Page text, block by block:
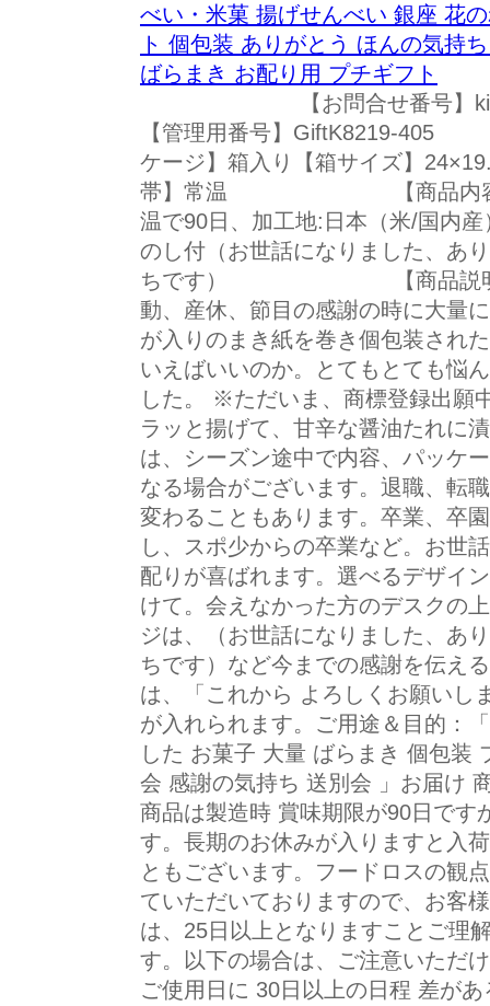
べい・米菓 揚げせんべい 銀座 花
ト 個包装 ありがとう ほんの気持
ばらまき お配り用 プチギフト
【お問合せ番号
【管理用番号】
ケージ】箱入り【箱サイズ】
帯】常温 【商品内容】24
温で90日、加工地:日本（米/国内
のし付（お世話になりました、あ
ちです） 【商品説明】「
動、産休、節目の感謝の時に大量
が入りのまき紙を巻き個包装され
いえばいいのか。とてもとても悩
した。 ※ただいま、商標登録出願
ラッと揚げて、甘辛な醤油たれに
は、シーズン途中で内容、パッケ
なる場合がございます。退職、転
変わることもあります。卒業、卒
し、スポ少からの卒業など。お世
配りが喜ばれます。選べるデザイ
けて。会えなかった方のデスクの
ジは、（お世話になりました、あ
ちです）など今までの感謝を伝え
は、「これから よろしくお願いし
が入れられます。ご用途＆目的：
した お菓子 大量 ばらまき 個包装
会 感謝の気持ち 送別会 」お届け
商品は製造時 賞味期限が90日です
す。長期のお休みが入りますと入
ともございます。フードロスの観
ていただいておりますので、お客
は、25日以上となりますことご理
す。以下の場合は、ご注意いただ
ご使用日に 30日以上の日程 差